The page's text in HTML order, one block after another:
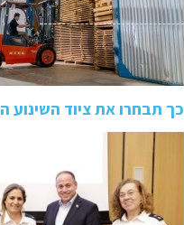
כך תבחרו את ציוד